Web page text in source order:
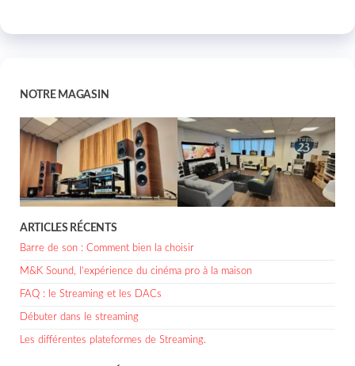
NOTRE MAGASIN
ARTICLES RÉCENTS
Barre de son : Comment bien la choisir
M&K Sound, l’expérience du cinéma pro à la maison
FAQ : le Streaming et les DACs
Débuter dans le streaming
Les différentes plateformes de Streaming.